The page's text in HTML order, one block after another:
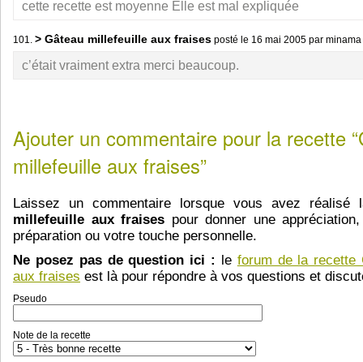
cette recette est moyenne Elle est mal expliquée
101. > Gâteau millefeuille aux fraises posté le 16 mai 2005 par minama
c’était vraiment extra merci beaucoup.
Ajouter un commentaire pour la recette
millefeuille aux fraises”
Laissez un commentaire lorsque vous avez
millefeuille aux fraises pour donner une
préparation ou votre touche personnelle.
Ne posez pas de question ici :
le forum de la recette
aux fraises est là pour répondre à vos questions et
Pseudo
Note de la recette